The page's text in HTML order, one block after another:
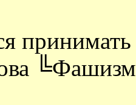
принимать